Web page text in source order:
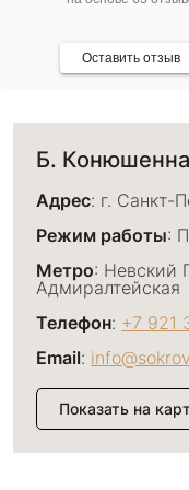
Оставить отзыв
Б.
Адрес: г. Санкт-
Режим работы:
Метро: Невский
Адмиралтейская
Телефон: +7 921
Email:
Показать на